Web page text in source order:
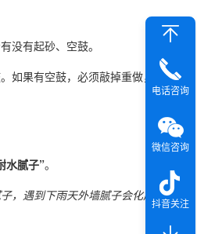
没有起砂、空鼓。
如果有空鼓，必须敲掉重做，否则
水腻子”。
，遇到下雨天外墙腻子会化成泥。
电话咨询
微信咨询
抖音关注